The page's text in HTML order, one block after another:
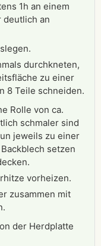
1h an einem
deutlich an
durchkneten,
zu einer
8 Teile schneiden.
Rolle von ca.
schmaler sind
jeweils zu einer
setzen
vorheizen.
zusammen mit
der Herdplatte